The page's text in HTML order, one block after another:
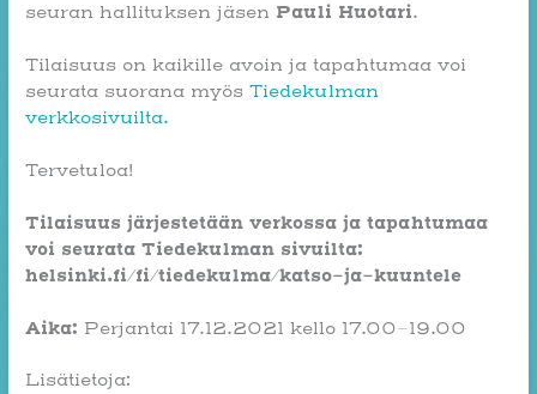
seuran hallituksen jäsen Pauli Huotari.
Tilaisuus on kaikille avoin ja tapahtumaa voi
seurata suorana myösTiedekulman
verkkosivuilta.
Tervetuloa!
Tilaisuus järjestetään verkossa ja tapahtumaa
voi seurata Tiedekulman sivuilta:
helsinki.fi/fi/tiedekulma/katso-ja-kuuntele
Aika: Perjantai 17.12.2021 kello 17.00–19.00
Lisätietoja: